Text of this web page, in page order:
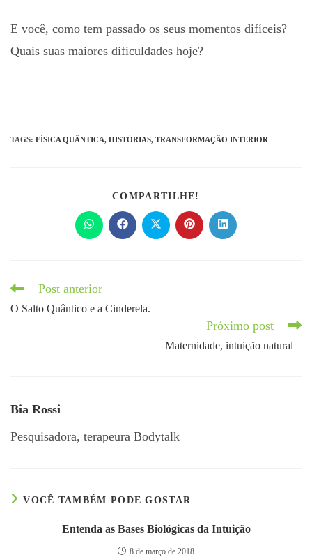
E você, como tem passado os seus momentos difíceis?
Quais suas maiores dificuldades hoje?
TAGS: FÍSICA QUÂNTICA, HISTÓRIAS, TRANSFORMAÇÃO INTERIOR
COMPARTILHE!
Post anterior
O Salto Quântico e a Cinderela.
Próximo post
Maternidade, intuição natural
Bia Rossi
Pesquisadora, terapeura Bodytalk
VOCÊ TAMBÉM PODE GOSTAR
Entenda as Bases Biológicas da Intuição
8 de março de 2018